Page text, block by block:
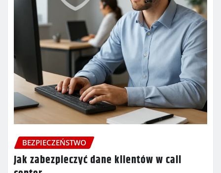
BEZPIECZEŃSTWO
Jak zabezpieczyć dane klientów w call